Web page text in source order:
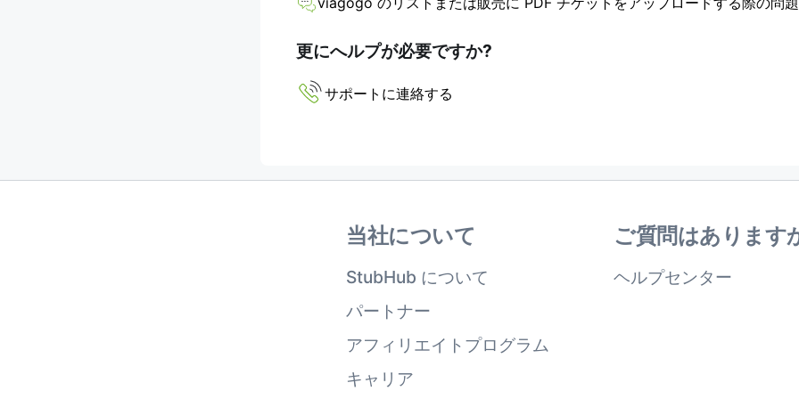
更にへルプが必要ですか?
サポートに連絡する
当社について
StubHub について
パートナー
アフィリエイトプログラム
キャリア
ご質問はあります
ヘルプセンター